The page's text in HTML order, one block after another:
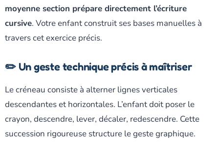
moyenne section prépare directement l’écriture
cursive. Votre enfant construit ses bases manuelles à
travers cet exercice précis.
✏️ Un geste technique précis à maîtriser
Le créneau consiste à alterner lignes verticales
descendantes et horizontales. L’enfant doit poser le
crayon, descendre, lever, décaler, redescendre. Cette
succession rigoureuse structure le geste graphique.